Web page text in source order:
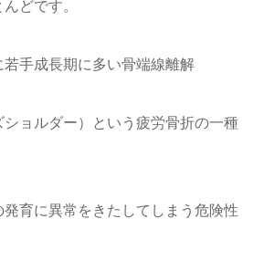
どです。
手成長期に多い骨端線離解
ショルダー）という疲労骨折の一種
育に異常をきたしてしまう危険性